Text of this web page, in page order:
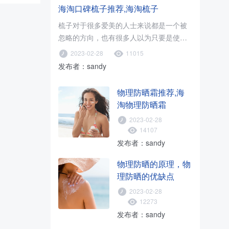
海淘口碑梳子推荐,海淘梳子
梳子对于很多爱美的人士来说都是一个被
忽略的方向，也有很多人以为只要是使用
木梳就可以了，只要促进血液循环..
2023-02-28 11015
发布者：sandy
物理防晒霜推荐,海
淘物理防晒霜
2023-02-28
14107
发布者：sandy
物理防晒的原理，物
理防晒的优缺点
2023-02-28
12273
发布者：sandy